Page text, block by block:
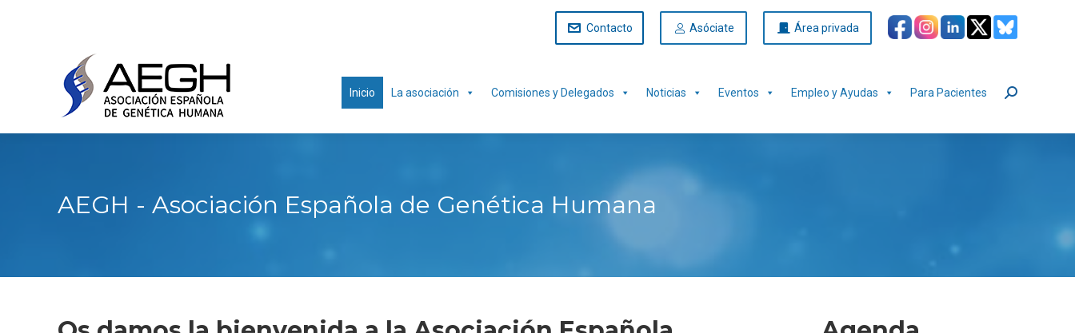
Contacto Asóciate Área privada
Inicio La asociación Comisiones y Delegados Noticias Eventos Empleo y Ayudas Para Pacientes Buscar:
AEGH - Asociación Española de Genética Humana